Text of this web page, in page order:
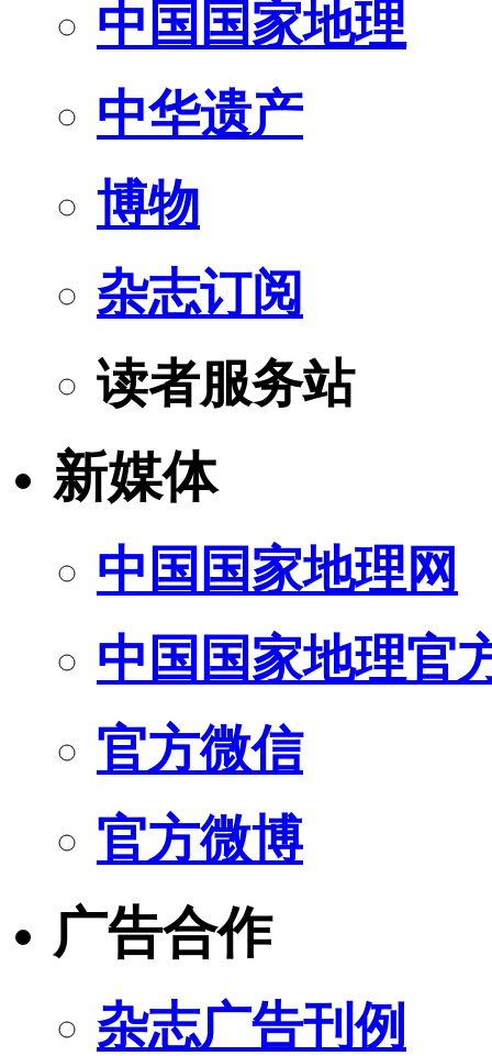
中国国家地理
中华遗产
博物
杂志订阅
读者服务站
新媒体
中国国家地理网
中国国家地理官
官方微信
官方微博
广告合作
杂志广告刊例